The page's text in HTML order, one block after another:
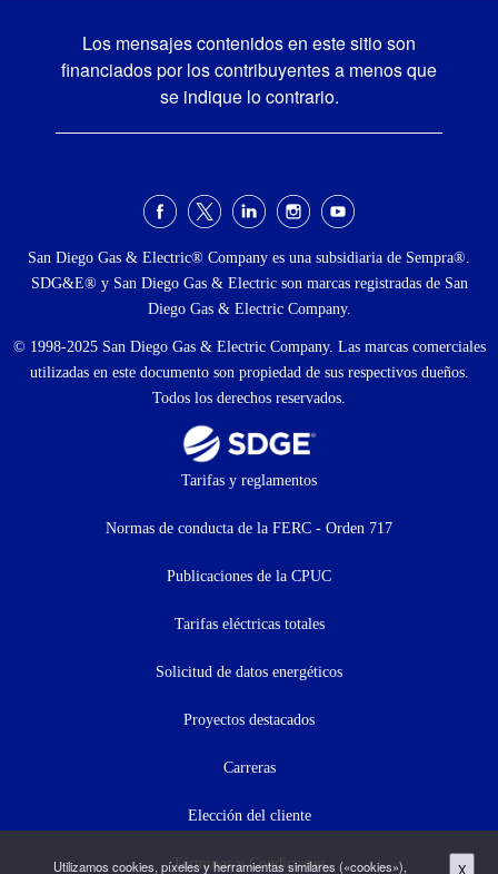
Los mensajes contenidos en este sitio son
financiados por los contribuyentes a menos que
se indique lo contrario.
social
San Diego Gas & Electric® Company es una subsidiaria de Sempra®.
SDG&E® y San Diego Gas & Electric son marcas registradas de San
Diego Gas & Electric Company.
© 1998-2025 San Diego Gas & Electric Company. Las marcas comerciales
utilizadas en este documento son propiedad de sus respectivos dueños.
Todos los derechos reservados.
Utilizamos cookies, píxeles y herramientas similares («cookies»), X
secundario)
Tarifas y reglamentos
Normas de conducta de la FERC - Orden 717
Publicaciones de la CPUC
Tarifas eléctricas totales
Solicitud de datos energéticos
Proyectos destacados
Carreras
Elección del cliente
Términos y Condiciones